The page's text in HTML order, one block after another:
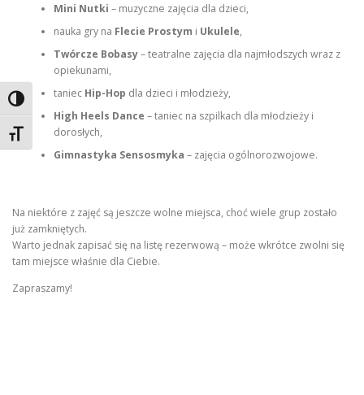
Toggle High Contrast
Toggle Font size
Mini Nutki – muzyczne zajęcia dla dzieci,
nauka gry na Flecie Prostym i Ukulele,
Twórcze Bobasy– teatralne zajęcia dla najmłodszych wraz z
opiekunami,
taniec Hip-Hop dla dzieci i młodzieży,
High Heels Dance – taniec na szpilkach dla młodzieży i
dorosłych,
Gimnastyka Sensosmyka – zajęcia ogólnorozwojowe.
Na niektóre z zajęć są jeszcze wolne miejsca, choć wiele grup zostało
już zamkniętych.
Warto jednak zapisać się na listę rezerwową – może wkrótce zwolni się
tam miejsce właśnie dla Ciebie.
Zapraszamy!